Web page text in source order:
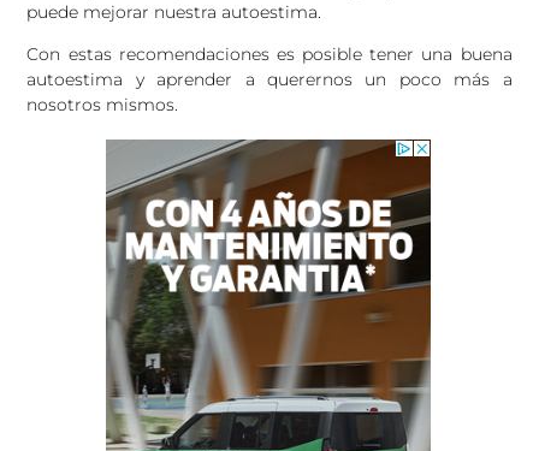
puede mejorar nuestra autoestima.
Con estas recomendaciones es posible tener una buena
autoestima y aprender a querernos un poco más a
nosotros mismos.